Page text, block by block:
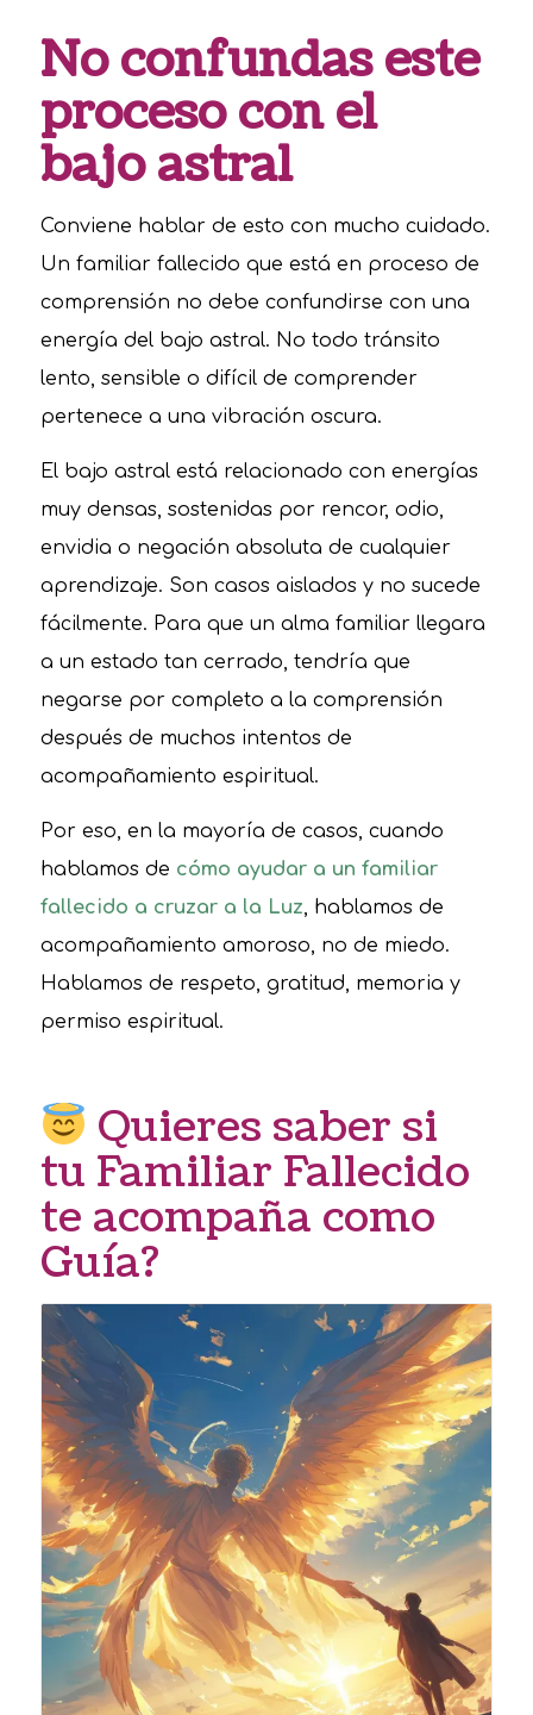
No confundas este
proceso con el
bajo astral
Conviene hablar de esto con mucho cuidado.
Un familiar fallecido que está en proceso de
comprensión no debe confundirse con una
energía del bajo astral. No todo tránsito
lento, sensible o difícil de comprender
pertenece a una vibración oscura.
El bajo astral está relacionado con energías
muy densas, sostenidas por rencor, odio,
envidia o negación absoluta de cualquier
aprendizaje. Son casos aislados y no sucede
fácilmente. Para que un alma familiar llegara
a un estado tan cerrado, tendría que
negarse por completo a la comprensión
después de muchos intentos de
acompañamiento espiritual.
Por eso, en la mayoría de casos, cuando
hablamos de cómo ayudar a un familiar
fallecido a cruzar a la Luz , hablamos de
acompañamiento amoroso, no de miedo.
Hablamos de respeto, gratitud, memoria y
permiso espiritual.
Quieres saber si
tu Familiar Fallecido
te acompaña como
Guía?